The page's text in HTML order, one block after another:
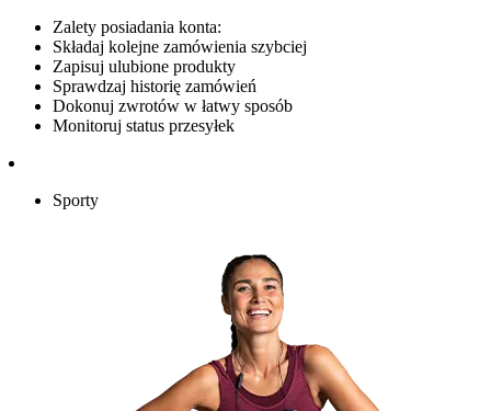
Zalety posiadania konta:
Składaj kolejne zamówienia szybciej
Zapisuj ulubione produkty
Sprawdzaj historię zamówień
Dokonuj zwrotów w łatwy sposób
Monitoruj status przesyłek
Sporty